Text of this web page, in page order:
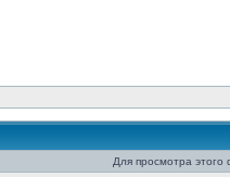
Для просмотра